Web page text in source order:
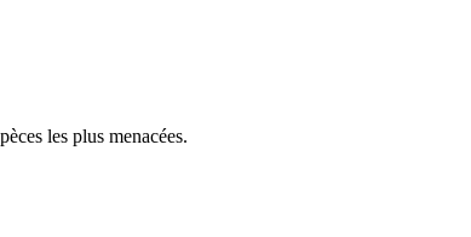
les plus menacées.